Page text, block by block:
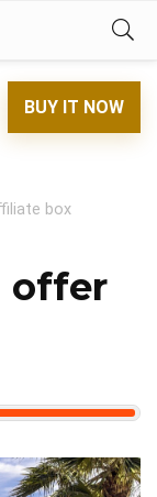
BUY IT NOW
box
offer